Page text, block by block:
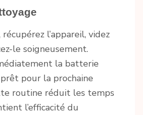
l’appareil, videz
le soigneusement.
la batterie
pour la prochaine
routine réduit les temps
l’efficacité du